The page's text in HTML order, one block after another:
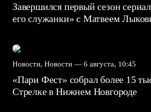
Завершился первый сезон
его служанки» с Матвеем
Новости, Новости — 6 августа, 10:45
«Пари Фест» собрал более 15
Стрелке в Нижнем Новгороде